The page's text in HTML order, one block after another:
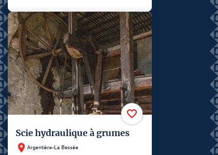
Scie hydraulique à grumes
Argentière-La Bessée